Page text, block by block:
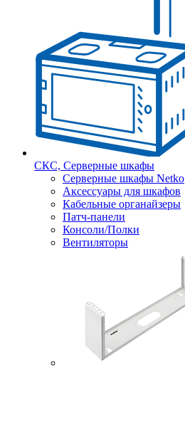
СКС, Серверные шкафы
Серверные шкафы Netko
Аксессуары для шкафов
Кабельные органайзеры
Патч-панели
Консоли/Полки
Вентиляторы